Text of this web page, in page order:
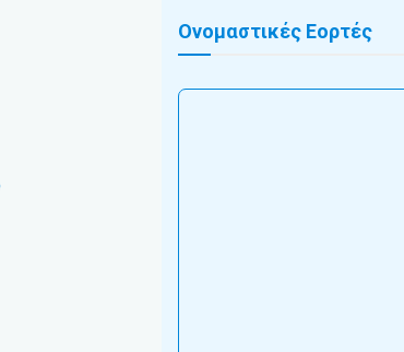
Ονομαστικές Εορτές